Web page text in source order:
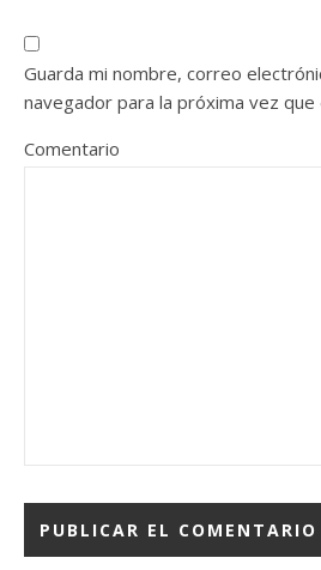
Guarda mi nombre, correo
navegador para la próxima vez que
Comentario